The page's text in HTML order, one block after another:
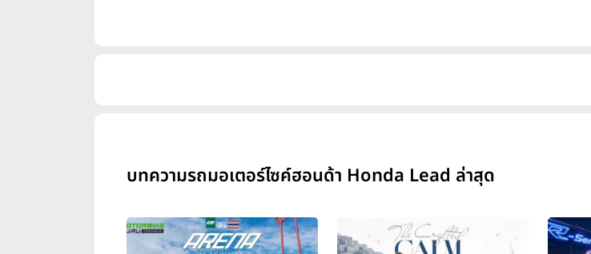
บทความรถมอเตอร์ไซค์ฮอนด้า Honda Lead ล่าสุด